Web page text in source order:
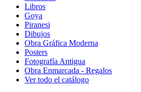
Libros
Goya
Piranesi
Dibujos
Obra Gráfica Moderna
Posters
Fotografía Antigua
Obra Enmarcada - Regalos
Ver todo el catálogo